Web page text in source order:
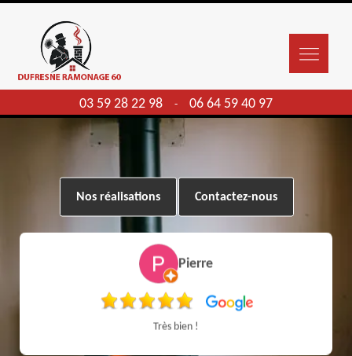
03 59 28 22 98 - 06 64 59 40 97
Nos réalisations Contactez-nous
Pierre
Très bien !